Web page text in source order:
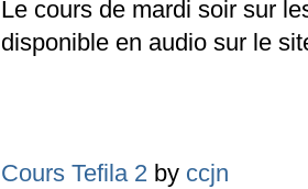
Le cours de mardi soir sur
disponible en audio sur le
Cours Tefila 2 by ccjn